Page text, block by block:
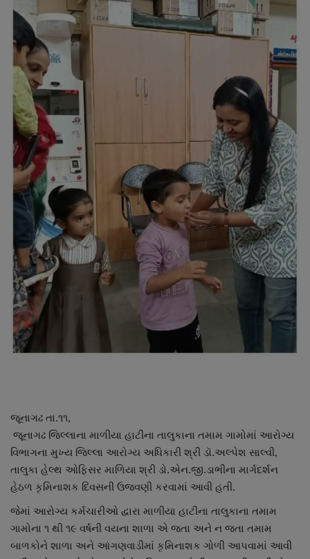
About Author
Contact
Dipotsav Special
આંતરરાષ્ટ્રીય
રાષ્ટ્રીય
ગુજરાત
જુનાગઢ
Support US
બજારના સમાચાર
નાણાંકીય સમાચાર
રાશિફળ
ગુનાખોરી
બોલિવૂડ
સ્વાસ્થ્ય
જૂનાગઢ તા.૧૧,
જૂનાગઢ જિલ્લાના માળીયા હાટીના તાલુકાના તમામ ગામોમાં આરોગ્ય
વિભાગના મુખ્ય જિલ્લા આરોગ્ય અધિકારી શ્રી ડૉ.અલ્પેશ સાલ્વી,
તાલુકા હેલ્થ ઓફિસર માળિયા શ્રી ડો.એન.જી.ડાભીના માર્ગદર્શન
હેઠળ કૃમિનાશક દિવસની ઉજવણી કરવામાં આવી હતી.
જેમાં આરોગ્ય કર્મચારીઓ દ્વારા માળીયા હાટીના તાલુકાના તમામ
ગામોના ૧ થી ૧૯ વર્ષની વયના શાળા એ જતા અને ન જતા તમામ
બાળકોને શાળા અને આંગણવાડીમાં કૃમિનાશક ગોળી આપવામાં આવી